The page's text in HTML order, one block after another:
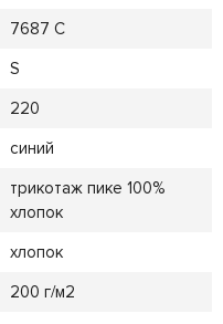
7687 C
S
220
синий
трикотаж пике 100%
хлопок
хлопок
200 г/м2